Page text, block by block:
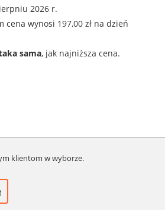
2026 r.
cena wynosi 197,00 zł na dzień
sama, jak najniższa cena.
klientom w wyborze.